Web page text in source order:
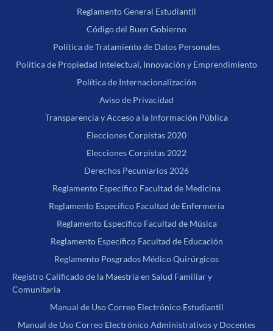
Reglamento General Estudiantil
Código del Buen Gobierno
Política de Tratamiento de Datos Personales
Política de Propiedad Intelectual, Innovación y Emprendimiento
Política de Internacionalización
Aviso de Privacidad
Transparencia y Acceso a la Información Pública
Elecciones Corpistas 2020
Elecciones Corpistas 2022
Derechos Pecuniarios 2026
Reglamento Específico Facultad de Medicina
Reglamento Específico Facultad de Enfermería
Reglamento Específico Facultad de Música
Reglamento Específico Facultad de Educación
Reglamento Posgrados Médico Quirúrgicos
Registro Calificado de la Maestría en Salud Familiar y
Comunitaria
Manual de Uso Correo Electrónico Estudiantil
Manual de Uso Correo Electrónico Administrativos y Docentes